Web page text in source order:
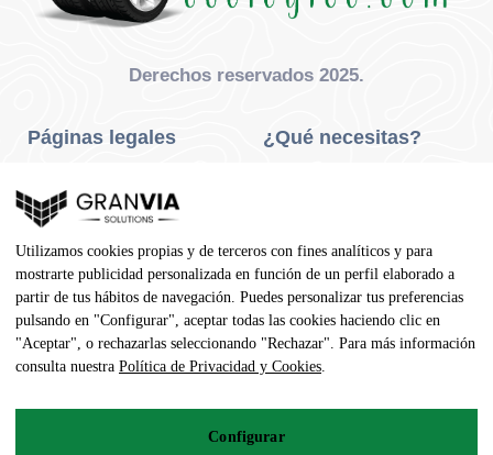
Derechos reservados 2025.
Páginas legales
Privacidad Y Cookies
Aviso Legal
Condiciones De Compra
Contacto
¿Qué necesitas?
Neumáticos Agrícola
Dirección
Utilizamos cookies propias y de terceros con fines analíticos y para
mostrarte publicidad personalizada en función de un perfil elaborado a
partir de tus hábitos de navegación. Puedes personalizar tus preferencias
pulsando en "Configurar", aceptar todas las cookies haciendo clic en
"Aceptar", o rechazarlas seleccionando "Rechazar". Para más información
consulta nuestra Política de Privacidad y Cookies.
Configurar